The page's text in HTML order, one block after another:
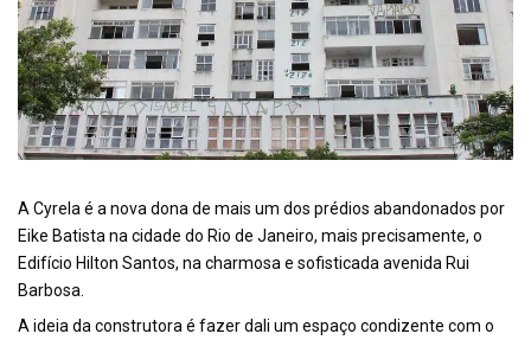
A Cyrela é a nova dona de mais um dos prédios abandonados por
Eike Batista na cidade do Rio de Janeiro, mais precisamente, o
Edifício Hilton Santos, na charmosa e sofisticada avenida Rui
Barbosa.
A ideia da construtora é fazer dali um espaço condizente com o